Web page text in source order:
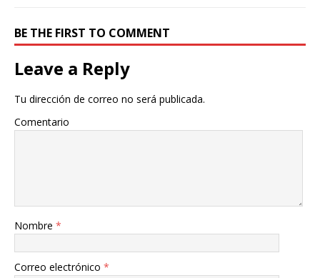
BE THE FIRST TO COMMENT
Leave a Reply
Tu dirección de correo no será publicada.
Comentario
Nombre *
Correo electrónico *